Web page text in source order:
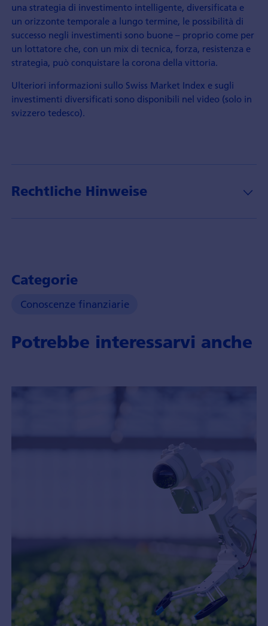
una strategia di investimento intelligente, diversificata e
un orizzonte temporale a lungo termine, le possibilità di
successo negli investimenti sono buone – proprio come per
un lottatore che, con un mix di tecnica, forza, resistenza e
strategia, può conquistare la corona della vittoria.
Ulteriori informazioni sullo Swiss Market Index e sugli
investimenti diversificati sono disponibili nel video (solo in
svizzero tedesco).
Rechtliche Hinweise
Categorie
Conoscenze finanziarie
Potrebbe interessarvi anche